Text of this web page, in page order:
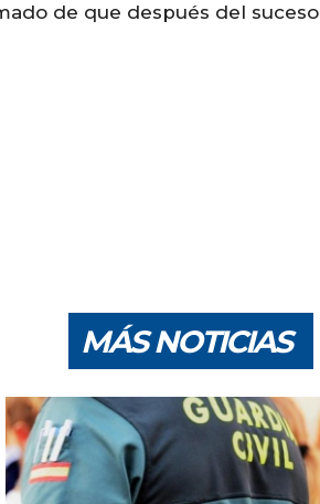
de que después del suceso
MÁS NOTICIAS